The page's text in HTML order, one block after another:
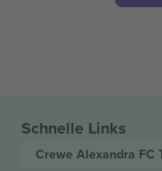
Schnelle Links
Crewe Alexandra FC